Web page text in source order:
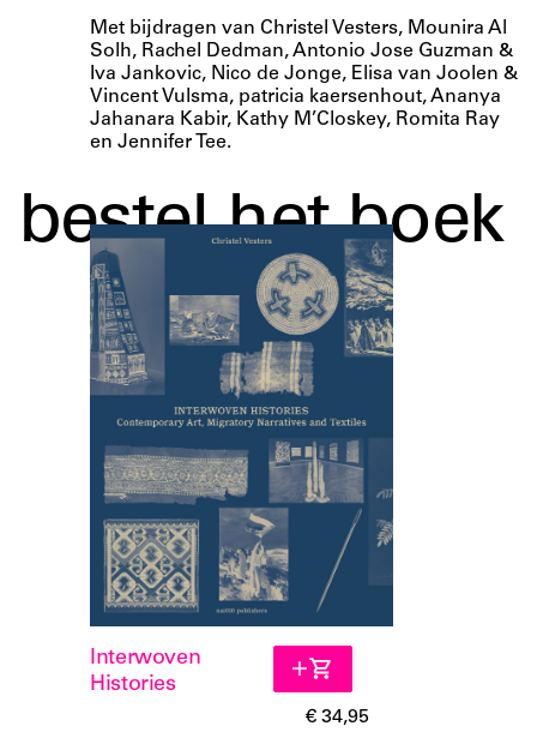
Met bijdragen van Christel Vesters, Mounira Al
Solh, Rachel Dedman, Antonio Jose Guzman &
Iva Jankovic, Nico de Jonge, Elisa van Joolen &
Vincent Vulsma, patricia kaersenhout, Ananya
Jahanara Kabir, Kathy M’Closkey, Romita Ray
en Jennifer Tee.
bestel het boek
Interwoven
Histories
€ 34,95